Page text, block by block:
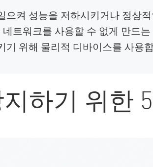
켜 성능을 저하시키거나 정상
트워크를 사용할 수 없게 만드
위해 물리적 디바이스를 사용
하기 위한